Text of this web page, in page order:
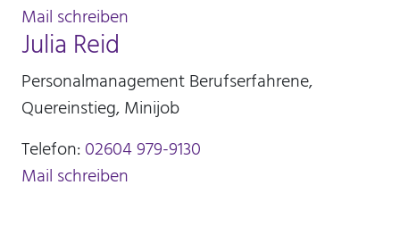
Mail schreiben
Julia Reid
Personalmanagement Berufserfahrene,
Quereinstieg, Minijob
Telefon: 02604 979-9130
Mail schreiben